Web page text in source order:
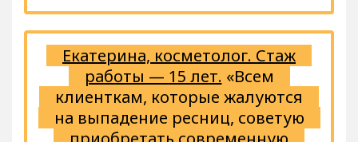
Екатерина, косметолог. Стаж
работы — 15 лет. «Всем
клиенткам, которые жалуются
на выпадение ресниц, советую